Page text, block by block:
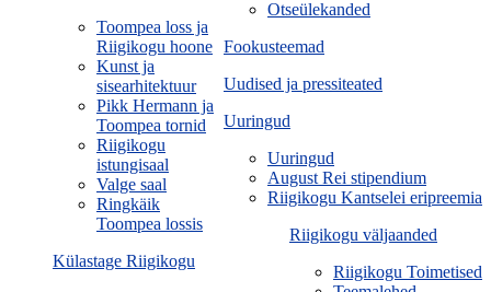
Otseülekanded
Fookusteemad
Uudised ja pressiteated
Uuringud
Uuringud
August Rei stipendium
Riigikogu Kantselei eripreemia
Riigikogu väljaanded
Riigikogu Toimetised
Toompea loss ja
Riigikogu hoone
Kunst ja
sisearhitektuur
Pikk Hermann ja
Toompea tornid
Riigikogu
istungisaal
Valge saal
Ringkäik
Toompea lossis
Külastage Riigikogu